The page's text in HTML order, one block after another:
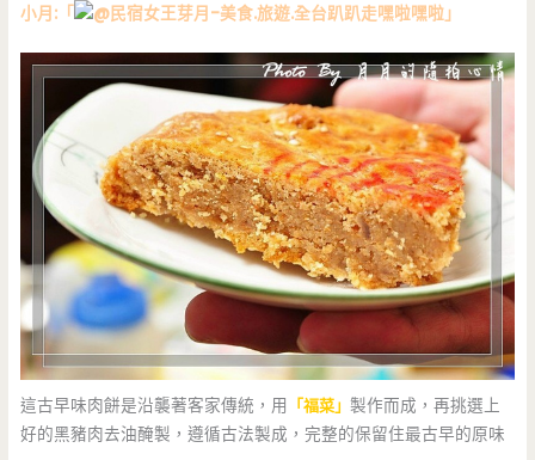
小月:「
嘿啦嘿啦」
這古早味肉餅是沿襲著客家傳統，用 「福菜」製作而成，再挑選上
好的黑豬肉去油醃製，遵循古法製成，完整的保留住最古早的原味